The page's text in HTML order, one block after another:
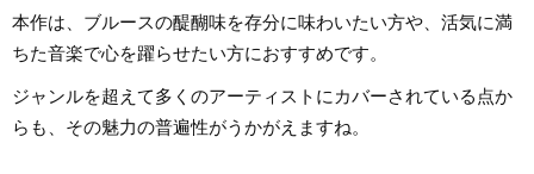
本作は、ブルースの醍醐味を存分に味わいたい方や、活気に満
ちた音楽で心を躍らせたい方におすすめです。
ジャンルを超えて多くのアーティストにカバーされている点か
らも、その魅力の普遍性がうかがえますね。